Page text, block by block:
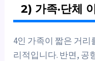
2) 가족·단체
4인 가족이 짧은 거
리적입니다. 반면, 공